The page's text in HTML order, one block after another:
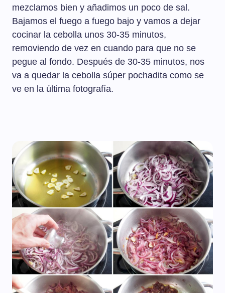
mezclamos bien y añadimos un poco de sal.
Bajamos el fuego a fuego bajo y vamos a dejar
cocinar la cebolla unos 30-35 minutos,
removiendo de vez en cuando para que no se
pegue al fondo. Después de 30-35 minutos, nos
va a quedar la cebolla súper pochadita como se
ve en la última fotografía.